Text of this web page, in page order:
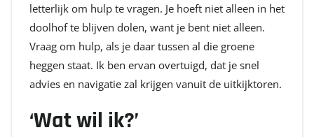
letterlijk om hulp te vragen. Je hoeft niet alleen in het
doolhof te blijven dolen, want je bent niet alleen.
Vraag om hulp, als je daar tussen al die groene
heggen staat. Ik ben ervan overtuigd, dat je snel
advies en navigatie zal krijgen vanuit de uitkijktoren.
‘Wat wil ik?’